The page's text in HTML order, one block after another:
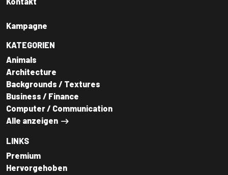
Kampagne
KATEGORIEN
Animals
Architecture
Backgrounds / Textures
Business / Finance
Computer / Communication
Alle anzeigen
LINKS
Premium
Hervorgehoben